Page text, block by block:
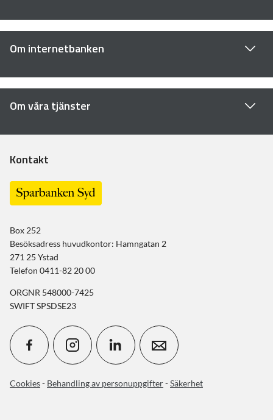
Om internetbanken
Om våra tjänster
Kontakt
Box 252
Besöksadress huvudkontor: Hamngatan 2
271 25 Ystad
Telefon 0411-82 20 00
ORGNR 548000-7425
SWIFT SPSDSE23
Cookies- Behandling av personuppgifter-Säkerhet